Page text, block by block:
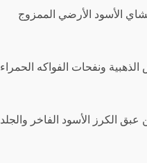
الأسود الأرضي الممزوج
ونفحات الفواكه الحمراء
عبق الكرز الأسود الفاخر والجلد